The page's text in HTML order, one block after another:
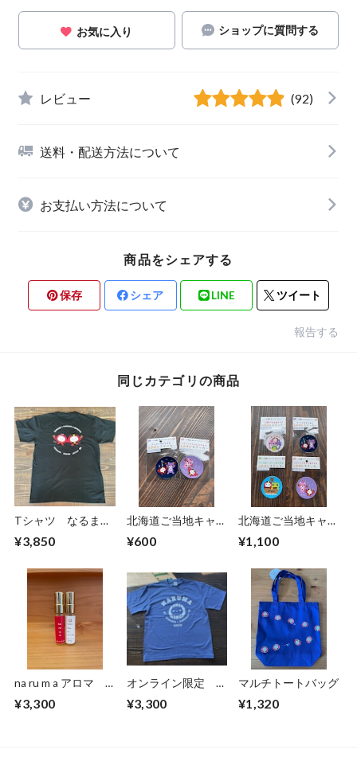
お気に入り ショップに質問する
レビュー (92)
送料・配送方法について
お支払い方法について
商品をシェアする
保存 シェア LINE ツイート
報告する
同じカテゴリの商品
Tシャツ なるまと
¥3,850
北海道ご当地キャラ
ー （コアックマち
¥600
北海道ご当地キャラ
ー 4枚セット
¥1,100
na ru m a アロマ
¥3,300
オンライン限定 ビ
¥3,300
マルチトートバッグ
¥1,320